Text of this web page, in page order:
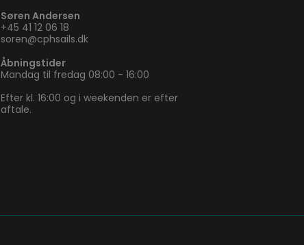
Søren Andersen
+45 41 12 06 18
soren@cphsails.dk
Åbningstider
Mandag til fredag 08:00 - 16:00
Efter kl. 16:00 og i weekenden er efter
aftale.